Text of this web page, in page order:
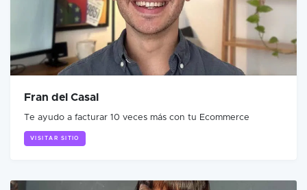
Fran del Casal
Te ayudo a facturar 10 veces más con tu Ecommerce
VISITAR SITIO